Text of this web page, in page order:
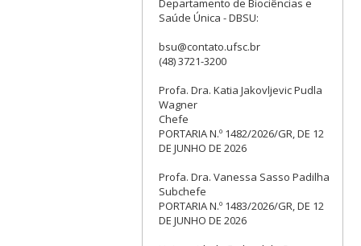
Departamento de Biociências e
Saúde Única - DBSU:
bsu@contato.ufsc.br
(48) 3721-3200
Profa. Dra. Katia Jakovljevic Pudla
Wagner
Chefe
PORTARIA N.º 1482/2026/GR, DE 12
DE JUNHO DE 2026
Profa. Dra. Vanessa Sasso Padilha
Subchefe
PORTARIA N.º 1483/2026/GR, DE 12
DE JUNHO DE 2026